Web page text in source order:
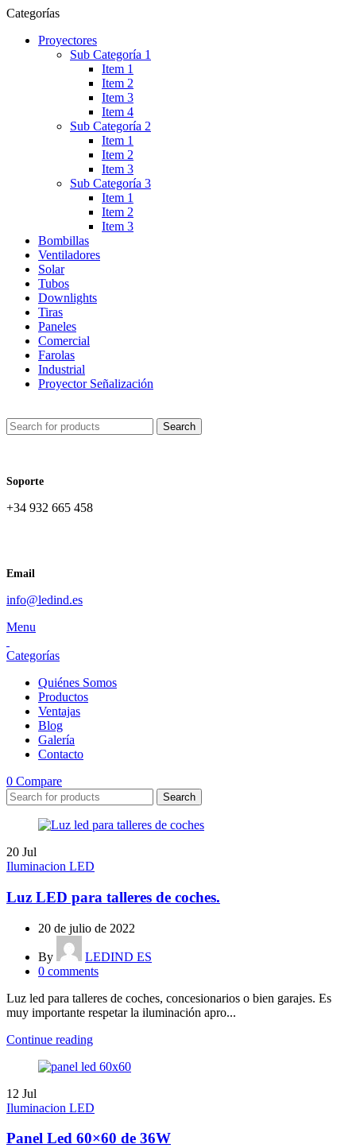
Categorías
Proyectores
Sub Categoría 1
Item 1
Item 2
Item 3
Item 4
Sub Categoría 2
Item 1
Item 2
Item 3
Sub Categoría 3
Item 1
Item 2
Item 3
Bombillas
Ventiladores
Solar
Tubos
Downlights
Tiras
Paneles
Comercial
Farolas
Industrial
Proyector Señalización
Search
Soporte
+34 932 665 458‬
Email
info@ledind.es
Menu
Categorías
Quiénes Somos
Productos
Ventajas
Blog
Galería
Contacto
0 Compare
Search
20 Jul
Iluminacion LED
Luz LED para talleres de coches.
20 de julio de 2022
By
LEDIND ES
0 comments
Luz led para talleres de coches, concesionarios o bien garajes. Es
muy importante respetar la iluminación apro...
Continue reading
12 Jul
Iluminacion LED
Panel Led 60×60 de 36W